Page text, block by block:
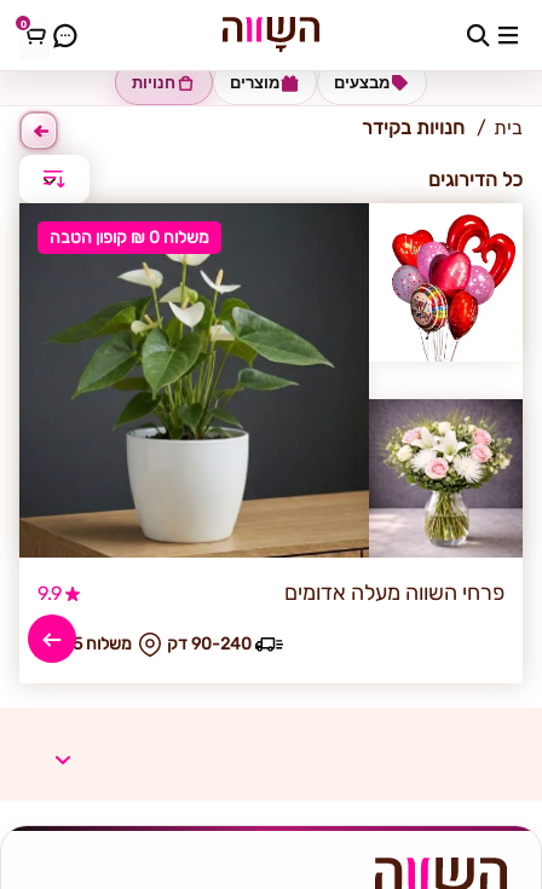
0 קידר
חנויות מוצרים מבצעים
בית חנויות בקידר
כל הדירוגים
משלוח 0 ₪ קופון הטבה
פרחי השווה מעלה אדומים 9.9
₪ משלוח 45 90-240 דק